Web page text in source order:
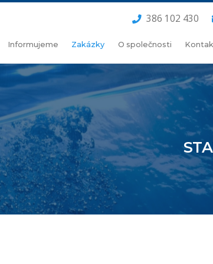
386 102 430
Informujeme Zakázky O společnosti